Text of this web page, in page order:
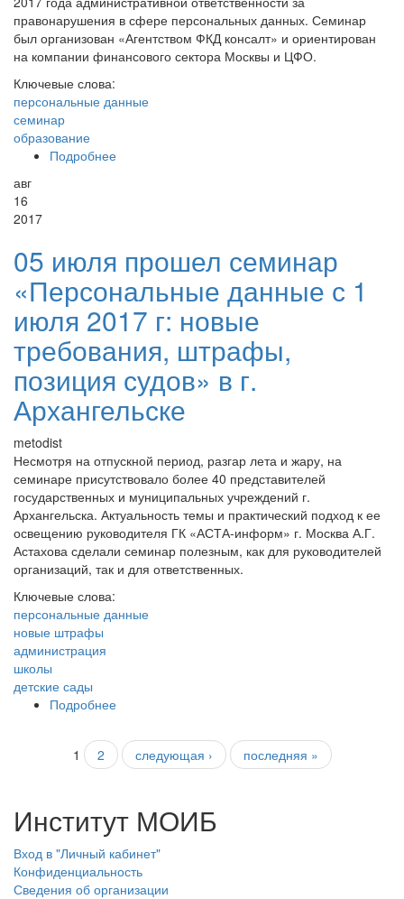
правонарушения в сфере персональных данных. Семинар
был организован «Агентством ФКД консалт» и ориентирован
на компании финансового сектора Москвы и ЦФО.
Ключевые слова:
персональные данные
семинар
образование
Подробнее
авг
16
2017
05 июля прошел семинар
«Персональные данные с 1
июля 2017 г: новые
требования, штрафы,
позиция судов» в г.
Архангельске
metodist
Несмотря на отпускной период, разгар лета и жару, на
семинаре присутствовало более 40 представителей
государственных и муниципальных учреждений г.
Архангельска. Актуальность темы и практический подход к ее
освещению руководителя ГК «АСТА-информ» г. Москва А.Г.
Астахова сделали семинар полезным, как для руководителей
организаций, так и для ответственных.
Ключевые слова:
персональные данные
новые штрафы
администрация
школы
детские сады
Подробнее
штрафы, позиция судов» в г. Архангельске
Страницы
1 2 следующая › последняя »
Институт МОИБ
Вход в "Личный кабинет"
Конфиденциальность
Сведения об организации